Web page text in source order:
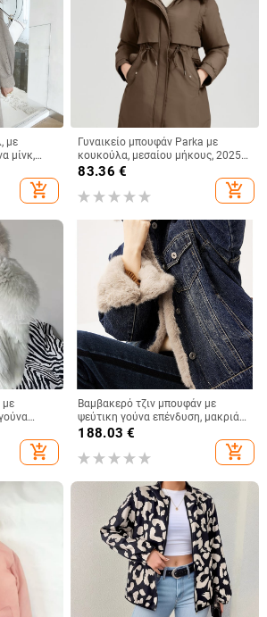
με
μίνκ,
add_shopping_cart
Γυναικείο μπουφάν Parka με
κουκούλα, μεσαίου μήκους, 2025
χειμώνας, κορεατικό στυλ, χαλαρή
83.36 €
add_shopping_cart
με
και
add_shopping_cart
Βαμβακερό τζιν μπουφάν με
ψεύτικη γούνα επένδυση, μακριά
μανίκια, γιακά με πέτα, κανονικό
μήκος, αστικός στυλ μετακίνησης
188.03 €
add_shopping_cart